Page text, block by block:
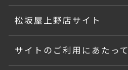
松坂屋上野店サイト
サイトのご利用にあたって